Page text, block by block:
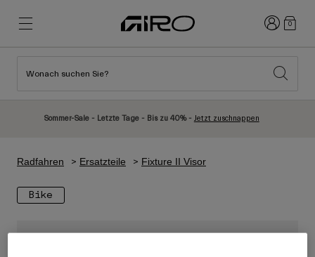
Neuzugänge
Rennrad Helme
Neuzugänge
Ski
Anmelden
0
Wonach suchen Sie?
Sommer-Sale - Letzte Tage - Bis zu 40% - Jetzt zuschnappen
Radfahren Ersatzteile Fixture II Visor
Bike